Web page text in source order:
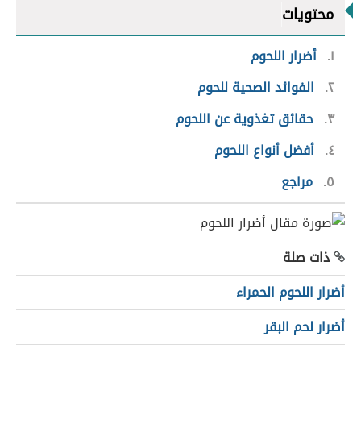
محتويات
١ أضرار اللحوم
٢ الفوائد الصحية للحوم
٣ حقائق تغذوية عن اللحوم
٤ أفضل أنواع اللحوم
٥ مراجع
ذات صلة
أضرار اللحوم الحمراء
أضرار لحم البقر